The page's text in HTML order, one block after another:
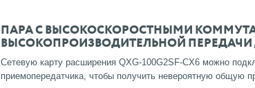
ПАРА С ВЫСОКОСКОРОСТНЫМИ
ВЫСОКОПРОИЗВОДИТЕЛЬНОЙ
Сетевую карту расширения QXG-100G2SF-CX6 можно
приемопередатчика, чтобы получить невероятную общую